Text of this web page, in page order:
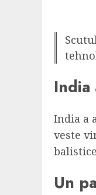
India a
veste
Un